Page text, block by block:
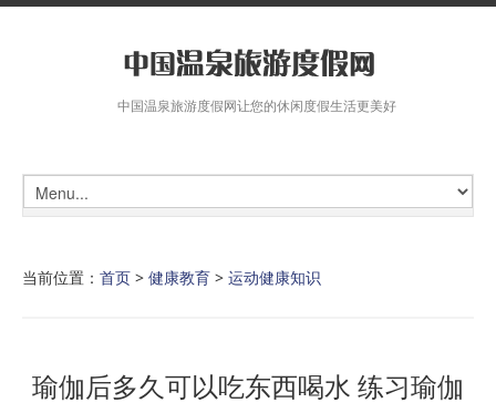
中国温泉旅游度假网让您的休闲度假生活更美好
当前位置： 首页 > 健康教育 > 运动健康知识
瑜伽后多久可以吃东西喝水 练习瑜伽